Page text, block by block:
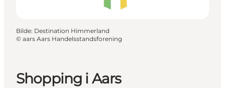
Shopping i Aars
Bilde: Destination Himmerland
© aars Aars Handelsstandsforening